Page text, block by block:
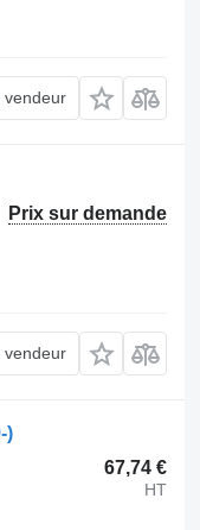
vendeur
Prix sur demande
vendeur
)
67,74 €
HT